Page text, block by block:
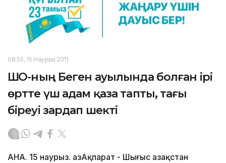
08:55, 15 Наурыз 2011
ШҚО-ның Беген ауылында болған ірі
өртте үш адам қаза тапты, тағы
біреуі зардап шекті
АНА. 15 наурыз. ҚазАқпарат - Шығыс Қазақстан